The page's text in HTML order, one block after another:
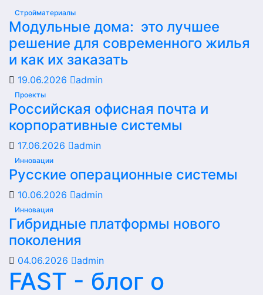
Стройматериалы
Модульные дома: это лучшее
решение для современного жилья
и как их заказать
19.06.2026 admin
Проекты
Российская офисная почта и
корпоративные системы
17.06.2026 admin
Инновации
Русские операционные системы
10.06.2026 admin
Инновация
Гибридные платформы нового
поколения
04.06.2026 admin
FAST - блог о